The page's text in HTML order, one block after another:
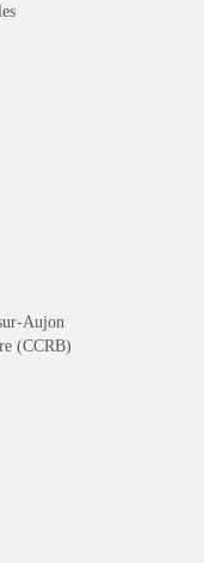
Aujon
(CCRB)